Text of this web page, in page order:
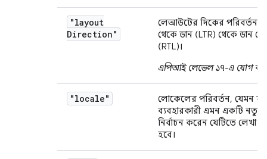
"layout
Direction"
লেআউটের দিকের পরিবর্তন,
থেকে ডান (LTR) থেকে ডান
(RTL)।
এপিআই লেভেল ১৭-এ যোগ
"locale"
লোকেলের পরিবর্তন, যেমন
ব্যবহারকারী এমন একটি নতুন
নির্বাচন করেন যেটিতে লেখা
হবে।